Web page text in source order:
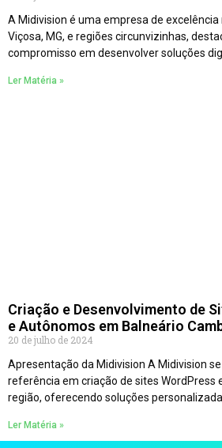
A Midivision é uma empresa de
Viçosa, MG, e regiões circunvizinhas,
compromisso em desenvolver soluções
Ler Matéria »
Criação e Desenvolvimento de
e Autônomos em Balneário
20 de julho de 2024
Apresentação da Midivision A Midivision
referência em criação de sites WordPress
região, oferecendo soluções
Ler Matéria »